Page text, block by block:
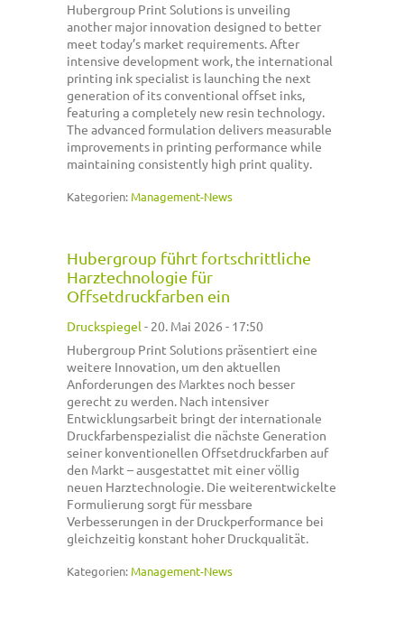
Hubergroup Print Solutions is unveiling
another major innovation designed to better
meet today’s market requirements. After
intensive development work, the international
printing ink specialist is launching the next
generation of its conventional offset inks,
featuring a completely new resin technology.
The advanced formulation delivers measurable
improvements in printing performance while
maintaining consistently high print quality.
Kategorien:Management-News
Hubergroup führt fortschrittliche
Harztechnologie für
Offsetdruckfarben ein
Druckspiegel - 20. Mai 2026 - 17:50
Hubergroup Print Solutions präsentiert eine
weitere Innovation, um den aktuellen
Anforderungen des Marktes noch besser
gerecht zu werden. Nach intensiver
Entwicklungsarbeit bringt der internationale
Druckfarbenspezialist die nächste Generation
seiner konventionellen Offsetdruckfarben auf
den Markt – ausgestattet mit einer völlig
neuen Harztechnologie. Die weiterentwickelte
Formulierung sorgt für messbare
Verbesserungen in der Druckperformance bei
gleichzeitig konstant hoher Druckqualität.
Kategorien:Management-News